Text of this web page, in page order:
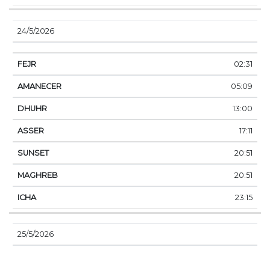
24/5/2026
02:31
05:09
13:00
17:11
20:51
20:51
23:15
25/5/2026